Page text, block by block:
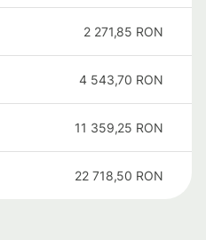
2 271,85 RON
4 543,70 RON
11 359,25 RON
22 718,50 RON